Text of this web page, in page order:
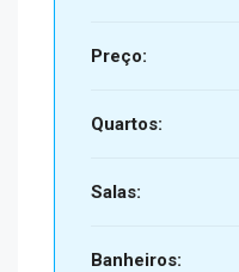
Preço:
Quartos:
Salas:
Banheiros: